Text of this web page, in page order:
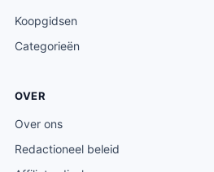
Koopgidsen
Categorieën
OVER
Over ons
Redactioneel beleid